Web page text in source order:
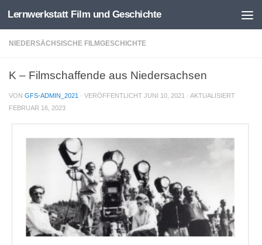
Zum Inhalt springen
Lernwerkstatt Film und Geschichte
NIEDERSÄCHSISCHE FILMGESCHICHTE
K – Filmschaffende aus Niedersachsen
VON GFS-ADMIN_2021 · VERÖFFENTLICHT JUNI 10, 2021 · AKTUALISIERT
FEBRUAR 16, 2023